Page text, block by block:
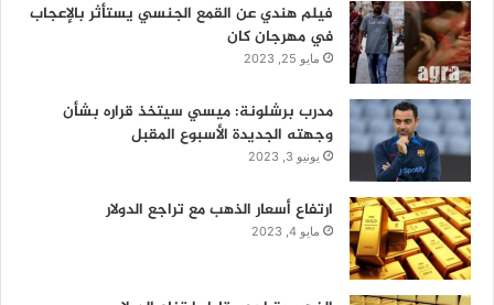
فيلم هندي عن القمع الجنسي يستأثر بالإعجاب
في مهرجان كان
مايو 25, 2023
مدرب برشلونة: ميسي سيتخذ قراره بشأن
وجهته الجديدة الأسبوع المقبل
يونيو 3, 2023
ارتفاع أسعار الذهب مع تراجع الدولار
مايو 4, 2023